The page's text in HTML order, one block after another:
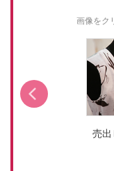
画像をク
売